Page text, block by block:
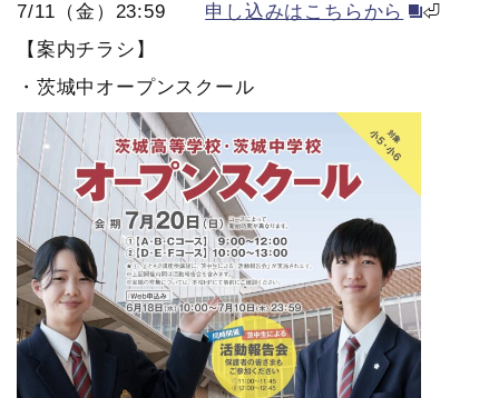
7/11（金）23:59 申し込みはこちらから
⏎
【案内チラシ】
・茨城中オープンスクール